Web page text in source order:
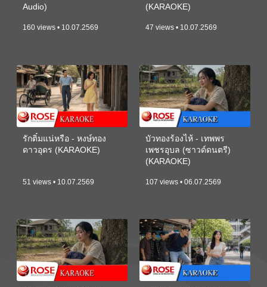
Audio)
160 views • 10.07.2569
(KARAOKE)
47 views • 10.07.2569
รักติ๋มแน่หรือ - หงษ์ทอง
ดาวอุดร (KARAOKE)
51 views • 10.07.2569
บัวทองร้องไห้ - เทพพร
เพชรอุบล (ซาวด์ดนตรี)
(KARAOKE)
107 views • 06.07.2569